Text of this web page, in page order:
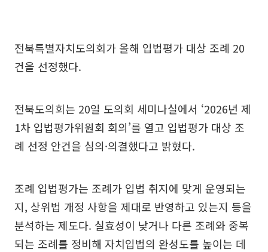
전북특별자치도의회가 올해 입법평가 대상 조례 20
건을 선정했다.
전북도의회는 20일 도의회 세미나실에서 ‘2026년 제
1차 입법평가위원회 회의’를 열고 입법평가 대상 조
례 선정 안건을 심의·의결했다고 밝혔다.
조례 입법평가는 조례가 입법 취지에 맞게 운영되는
지, 상위법 개정 사항을 제대로 반영하고 있는지 등을
분석하는 제도다. 실효성이 낮거나 다른 조례와 중복
되는 조례를 정비해 자치입법의 완성도를 높이는 데